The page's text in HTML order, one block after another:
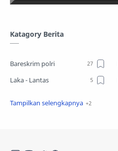
Katagory Berita
Bareskrim polri
Laka - Lantas